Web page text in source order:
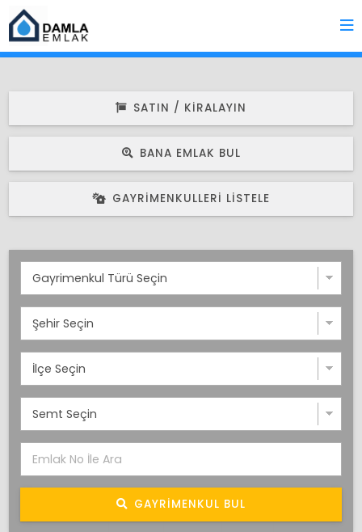
SATIN / KIRALAYIN
BANA EMLAK BUL
GAYRIMENKULLERI LISTELE
GAYRIMENKUL BUL